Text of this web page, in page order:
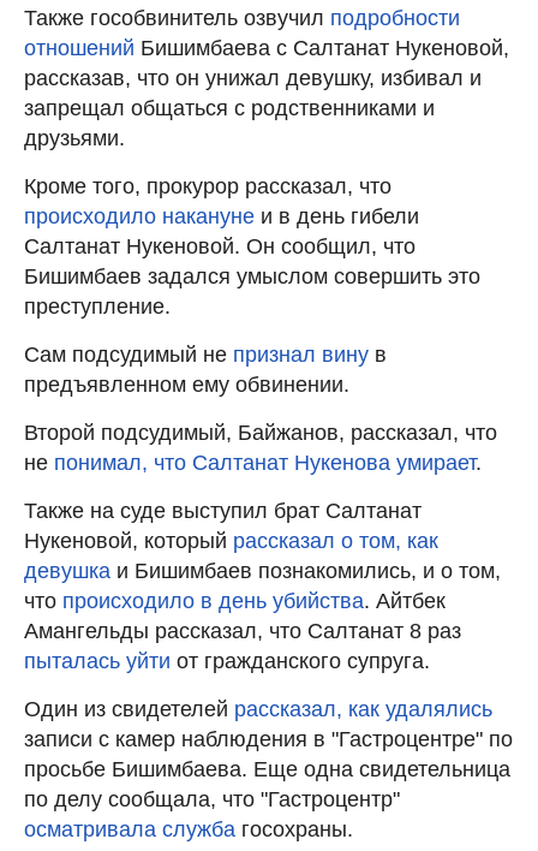
Также гособвинитель озвучил подробности
отношений Бишимбаева с Салтанат Нукеновой,
рассказав, что он унижал девушку, избивал и
запрещал общаться с родственниками и
друзьями.
Кроме того, прокурор рассказал, что
происходило накануне и в день гибели
Салтанат Нукеновой. Он сообщил, что
Бишимбаев задался умыслом совершить это
преступление.
Сам подсудимый не признал вину в
предъявленном ему обвинении.
Второй подсудимый, Байжанов, рассказал, что
не понимал, что Салтанат Нукенова умирает.
Также на суде выступил брат Салтанат
Нукеновой, который рассказал о том, как
девушка и Бишимбаев познакомились, и о том,
что происходило в день убийства. Айтбек
Амангельды рассказал, что Салтанат 8 раз
пыталась уйти от гражданского супруга.
Один из свидетелей рассказал, как удалялись
записи с камер наблюдения в "Гастроцентре" по
просьбе Бишимбаева. Еще одна свидетельница
по делу сообщала, что "Гастроцентр"
осматривала служба госохраны.